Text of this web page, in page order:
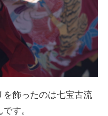
飾ったのは七宝古流
す。